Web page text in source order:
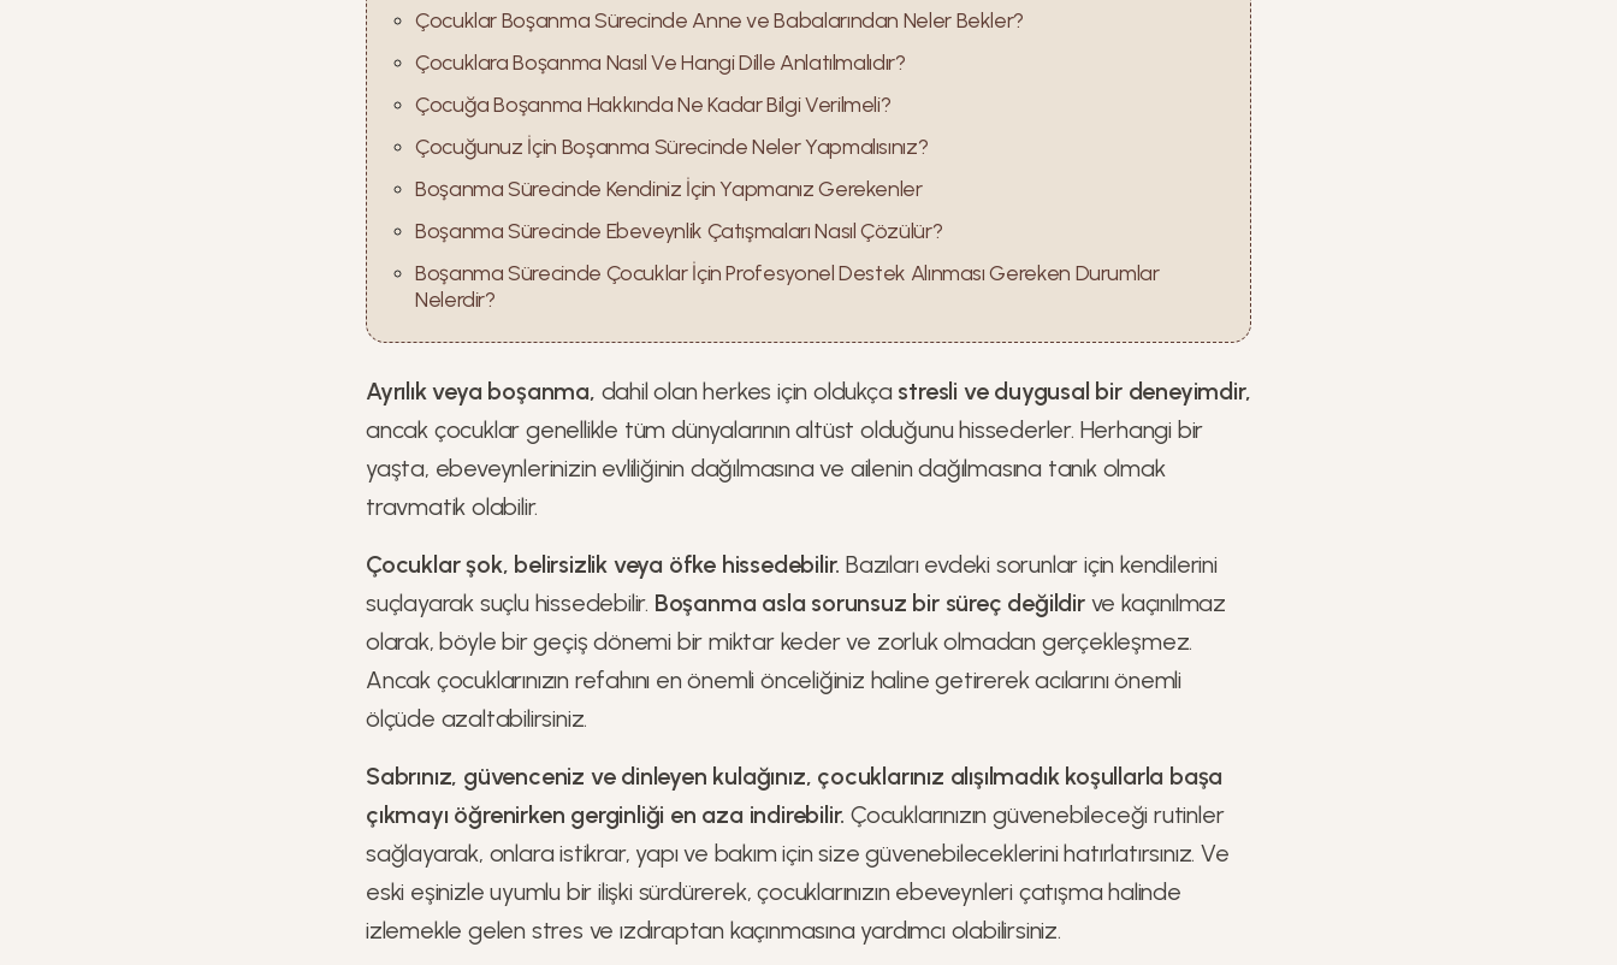
Çocuklar Boşanma Sürecinde Anne ve Babalarından Neler Bekler?
Çocuklara Boşanma Nasıl Ve Hangi Dille Anlatılmalıdır?
Çocuğa Boşanma Hakkında Ne Kadar Bilgi Verilmeli?
Çocuğunuz İçin Boşanma Sürecinde Neler Yapmalısınız?
Boşanma Sürecinde Kendiniz İçin Yapmanız Gerekenler
Boşanma Sürecinde Ebeveynlik Çatışmaları Nasıl Çözülür?
Boşanma Sürecinde Çocuklar İçin Profesyonel Destek Alınması Gereken Durumlar
Nelerdir?
Ayrılık veya boşanma, dahil olan herkes için oldukça stresli ve duygusal bir deneyimdir,
ancak çocuklar genellikle tüm dünyalarının altüst olduğunu hissederler. Herhangi bir
yaşta, ebeveynlerinizin evliliğinin dağılmasına ve ailenin dağılmasına tanık olmak
travmatik olabilir.
Çocuklar şok, belirsizlik veya öfke hissedebilir. Bazıları evdeki sorunlar için kendilerini
suçlayarak suçlu hissedebilir. Boşanma asla sorunsuz bir süreç değildirve kaçınılmaz
olarak, böyle bir geçiş dönemi bir miktar keder ve zorluk olmadan gerçekleşmez.
Ancak çocuklarınızın refahını en önemli önceliğiniz haline getirerek acılarını önemli
ölçüde azaltabilirsiniz.
Sabrınız, güvenceniz ve dinleyen kulağınız, çocuklarınız alışılmadık koşullarla başa
çıkmayı öğrenirken gerginliği en aza indirebilir. Çocuklarınızın güvenebileceği rutinler
sağlayarak, onlara istikrar, yapı ve bakım için size güvenebileceklerini hatırlatırsınız. Ve
eski eşinizle uyumlu bir ilişki sürdürerek, çocuklarınızın ebeveynleri çatışma halinde
izlemekle gelen stres ve ızdıraptan kaçınmasına yardımcı olabilirsiniz.